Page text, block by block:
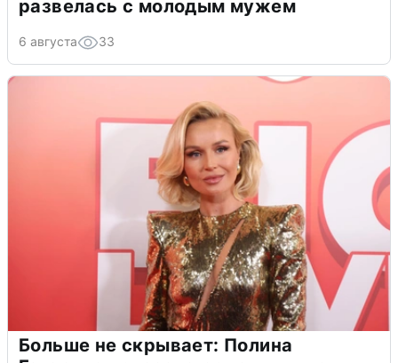
развелась с молодым мужем
6 августа 33
Больше не скрывает: Полина